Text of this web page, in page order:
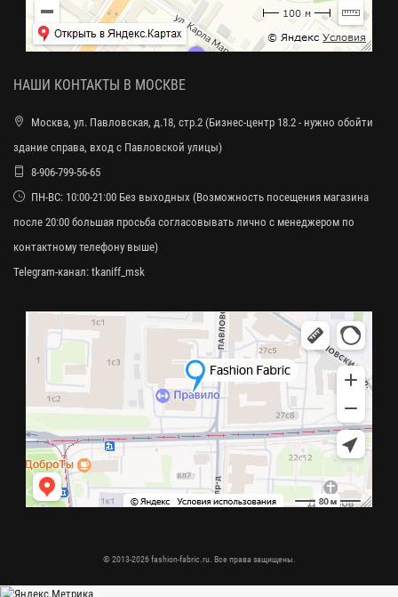
НАШИ КОНТАКТЫ В МОСКВЕ
Москва, ул. Павловская, д.18, стр.2 (Бизнес-центр 18.2 - нужно обойти
здание справа, вход с Павловской улицы)
8-906-799-56-65
ПН-ВС: 10:00-21:00 Без выходных (Возможность посещения магазина
после 20:00 большая просьба согласовывать лично с менеджером по
контактному телефону выше)
Telegram-канал: tkaniff_msk
© 2013-2026 fashion-fabric.ru. Все права защищены.